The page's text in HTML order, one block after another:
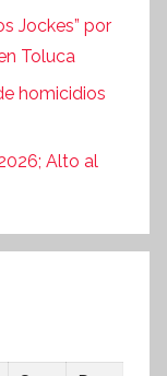
Jockes” por
Toluca
homicidios
Alto al